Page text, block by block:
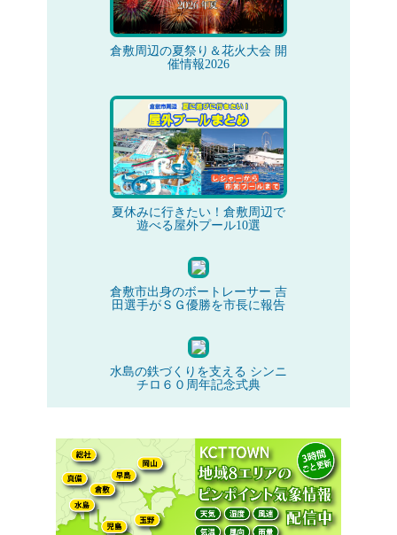
倉敷周辺の夏祭り＆花火大会 開
催情報2026
夏休みに行きたい！倉敷周辺で
遊べる屋外プール10選
倉敷市出身のボートレーサー 吉
田選手がＳＧ優勝を市長に報告
水島の鉄づくりを支える シンニ
チロ６０周年記念式典